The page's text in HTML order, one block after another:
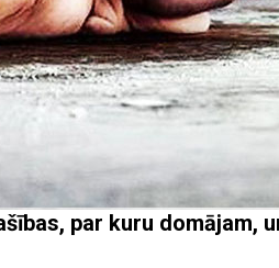
par kuru domājam,